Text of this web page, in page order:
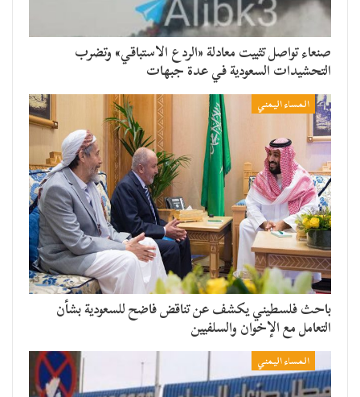
صنعاء تواصل تثبيت معادلة «الردع الاستباقي» وتضرب
التحشيدات السعودية في عدة جبهات
المساء اليمني
باحث فلسطيني يكشف عن تناقض فاضح للسعودية بشأن
التعامل مع الإخوان والسلفيين
المساء اليمني